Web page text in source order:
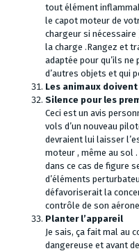
tout élément
le capot moteur de
chargeur si
la charge .Rangez et
adaptée pour qu’ils
d’autres objets et qui
Les animaux
Silence pour les
Ceci est un avis
vols d’un nouveau
devraient lui laisser
moteur , même au sol
dans ce cas de figure
d’éléments
défavoriserait la
contrôle de son
Planter l’appareil
Je sais, ça fait mal au
dangereuse et avant